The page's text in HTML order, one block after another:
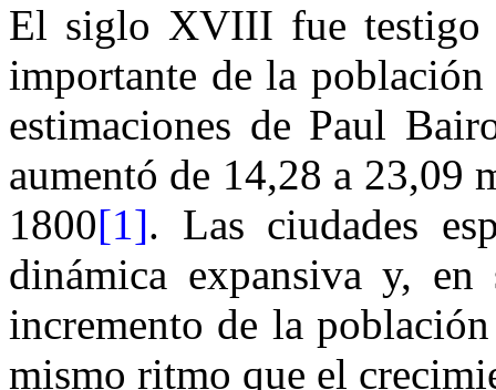
El siglo XVIII fue testigo
importante de la
estimaciones de Paul
aumentó de 14,28 a 23,09
1800[1]. Las ciudades
dinámica expansiva y,
incremento de la
mismo ritmo que el